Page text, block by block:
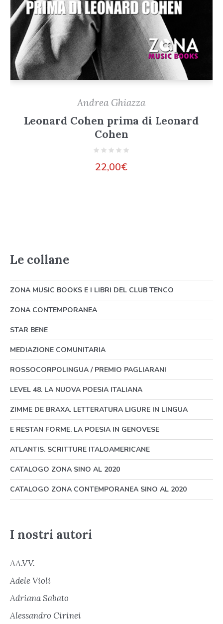
Andrea Ghiazza
Leonard Cohen prima di Leonard
Cohen
22,00€
Le collane
ZONA MUSIC BOOKS E I LIBRI DEL CLUB TENCO
ZONA CONTEMPORANEA
STAR BENE
MEDIAZIONE COMUNITARIA
ROSSOCORPOLINGUA / PREMIO PAGLIARANI
LEVEL 48. LA NUOVA POESIA ITALIANA
ZIMME DE BRAXA. LETTERATURA LIGURE IN LINGUA
E RESTAN FORME. LA POESIA IN GENOVESE
ATLANTIS. SCRITTURE ITALOAMERICANE
CATALOGO ZONA SINO AL 2020
CATALOGO ZONA CONTEMPORANEA SINO AL 2020
I nostri autori
AA.VV.
Adele Violi
Adriana Sabato
Alessandro Cirinei